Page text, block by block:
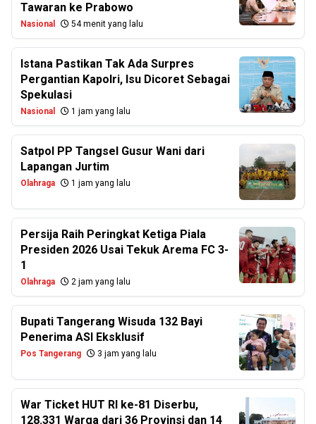
Tawaran ke Prabowo
Nasional 54 menit yang lalu
Istana Pastikan Tak Ada Surpres
Pergantian Kapolri, Isu Dicoret Sebagai
Spekulasi
Nasional 1 jam yang lalu
Satpol PP Tangsel Gusur Wani dari
Lapangan Jurtim
Olahraga 1 jam yang lalu
Persija Raih Peringkat Ketiga Piala
Presiden 2026 Usai Tekuk Arema FC 3-
1
Olahraga 2 jam yang lalu
Bupati Tangerang Wisuda 132 Bayi
Penerima ASI Eksklusif
Pos Tangerang 3 jam yang lalu
War Ticket HUT RI ke-81 Diserbu,
128.331 Warga dari 36 Provinsi dan 14